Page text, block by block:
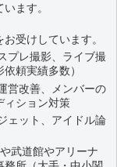
ます。
受けしています。
プレ撮影、ライブ撮
頼実績多数）
営改善、メンバーの
ィション対策
ェット、アイドル論
武道館やアリーナ